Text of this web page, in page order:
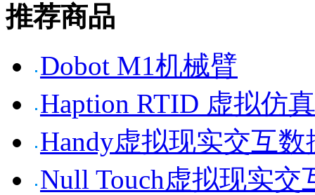
推荐商品
Dobot M1机械臂
Haption RTID 虚拟仿
Handy虚拟现实交互数
Null Touch虚拟现实交